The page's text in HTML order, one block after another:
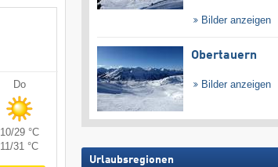
Do
10/29 °C
11/31 °C
Bilder anzeigen
Obertauern
Bilder anzeigen
Urlaubsregionen